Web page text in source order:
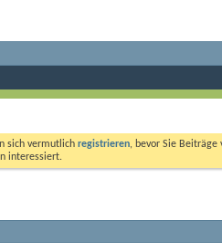
sich vermutlich registrieren, bevor Sie Beiträge
interessiert.